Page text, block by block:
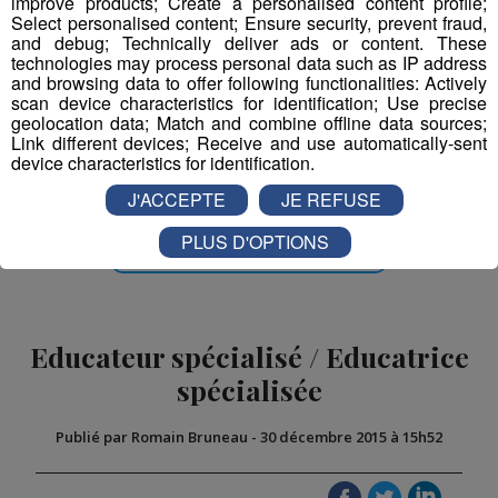
Partager sur Facebook
Partager sur Twitter
Educateur spécialisé / Educatrice
spécialisée
Publié par Romain Bruneau - 30 décembre 2015 à 15h52
Select personalised content; Ensure security, prevent fraud,
and debug; Technically deliver ads or content. These
technologies may process personal data such as IP address
and browsing data to offer following functionalities: Actively
scan device characteristics for identification; Use precise
geolocation data; Match and combine offline data sources;
Link different devices; Receive and use automatically-sent
device characteristics for identification.
J'ACCEPTE
JE REFUSE
PLUS D'OPTIONS